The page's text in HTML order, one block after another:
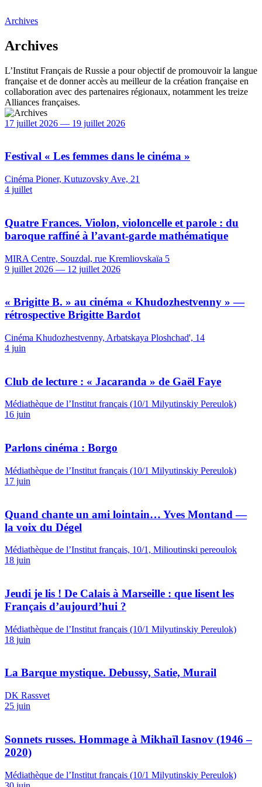
Archives
Archives
L’Institut Français de Russie a pour objectif de promouvoir la langue
française et de donner accès au meilleur de la création française en
collaboration avec des partenaires régionaux, notamment les treize
Alliances françaises.
17 juillet 2026 — 19 juillet 2026
Festival « Les femmes dans le cinéma »
Cinéma Pioner, Kutuzovsky Ave, 21
4 juillet
Quatre Frances. Violon, violoncelle et parole : du
baroque raffiné à l’avant-garde mathématique
MIRA Centre, Souzdal, rue Kremliovskaïa 5
9 juillet 2026 — 12 juillet 2026
« Brigitte B. » au cinéma « Khudozhestvenny » —
rétrospective Brigitte Bardot
Cinéma Khudozhestvenny, Arbatskaya Ploshchad', 14
4 juin
Club de lecture : « Jacaranda » de Gaël Faye
Médiathèque de l’Institut français (10/1 Milyutinskiy Pereulok)
16 juin
Parlons cinéma : Borgo
Médiathèque de l’Institut français (10/1 Milyutinskiy Pereulok)
17 juin
Quand chante un ami lointain… Yves Montand —
la voix du Dégel
Médiathèque de l’Institut français, 10/1, Milioutinski pereoulok
18 juin
Jeudi je lis ! De Calais à Marseille : que lisent les
Français d’aujourd’hui ?
Médiathèque de l’Institut français (10/1 Milyutinskiy Pereulok)
18 juin
La Barque mystique. Debussy, Satie, Murail
DK Rassvet
25 juin
Sonnets russes. Hommage à Mikhaïl Iasnov (1946 –
2020)
Médiathèque de l’Institut français (10/1 Milyutinskiy Pereulok)